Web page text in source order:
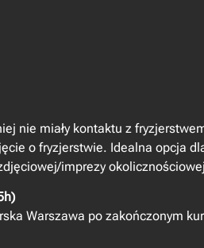
nie miały kontaktu z
o fryzjerstwie. Idealna opcja
imprezy
Warszawa po zakończonym